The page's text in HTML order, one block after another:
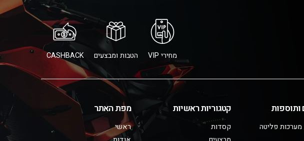
מחירי VIP הטבות ומבצעים CASHBACK
ותוספות
מערכות פליטה
קטגוריות ראשיות
קסדות
מפת האתר
ראשי